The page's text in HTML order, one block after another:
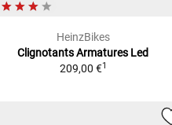
HeinzBikes
Clignotants Armatures Led
209,00 €1